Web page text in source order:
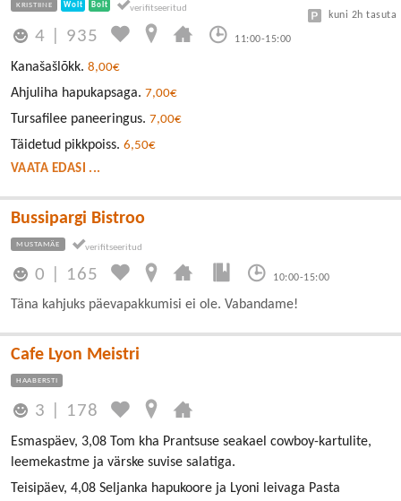
KRISTIINE Wolt Bolt
4 935 11:00-15:00
kuni 2h tasuta
Kanašašlõkk. 8,00€
Ahjuliha hapukapsaga. 7,00€
Tursafilee paneeringus. 7,00€
Täidetud pikkpoiss. 6,50€
VAATA EDASI ...
Bussipargi Bistroo
MUSTAMÄE
0 165 10:00-15:00
Täna kahjuks päevapakkumisi ei ole. Vabandame!
Cafe Lyon Meistri
HAABERSTI
3 178
Esmaspäev, 3,08 Tom kha Prantsuse seakael cowboy-kartulite,
leemekastme ja värske suvise salatiga.
Teisipäev, 4,08 Seljanka hapukoore ja Lyoni leivaga Pasta